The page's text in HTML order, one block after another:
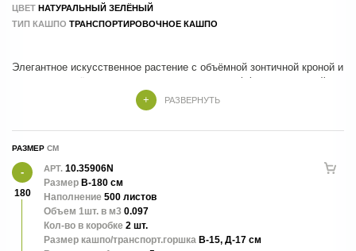
ЦВЕТ НАТУРАЛЬНЫЙ ЗЕЛЁНЫЙ
ТИП КАШПО ТРАНСПОРТИРОВОЧНОЕ КАШПО
Элегантное искусственное растение с объёмной зонтичной кроной и
широкими зелёными листьями, создающими эффект настоящей
тропической культуры. Реалистичное исполнение и гармоничная
форма делают его стильным решением для оформления жилых
поставляется в транспортировочном кашпо.
РАЗВЕРНУТЬ
РАЗМЕР
180
АРТ. 10.35906N
Размер В-180 см
Наполнение 500 листов
Объем 1шт. в м3 0.097
Кол-во в коробке 2 шт.
Размер кашпо/транспорт.горшка В-15, Д-17 см